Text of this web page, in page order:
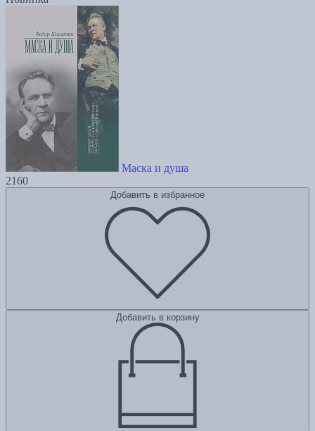
Маска и душа
2160
Добавить в избранное
Добавить в корзину